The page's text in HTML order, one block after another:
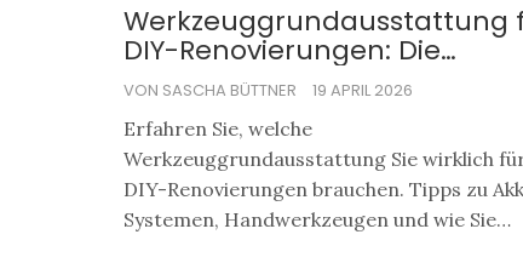
Werkzeuggrundausstattung
DIY-Renovierungen: Die
ultimative Liste
VON SASCHA BÜTTNER 19 APRIL 2026
Erfahren Sie, welche
Werkzeuggrundausstattung Sie wirklich
DIY-Renovierungen brauchen. Tipps zu
Systemen, Handwerkzeugen und wie Sie